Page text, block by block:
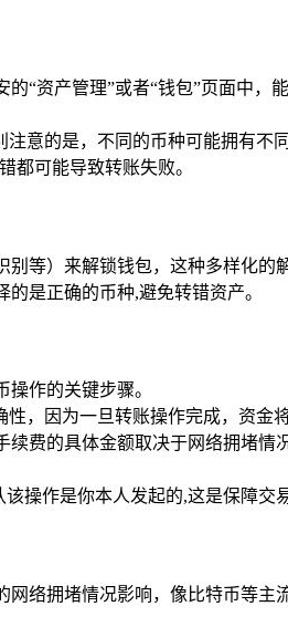
“资产管理”或者“钱包”页面中，
意的是，不同的币种可能拥有
都可能导致转账失败。
等）来解锁钱包，这种多样化的
是正确的币种,避免转错资产。
作的关键步骤。
，因为一旦转账操作完成，资金
费的具体金额取决于网络拥堵
操作是你本人发起的,这是保障交
络拥堵情况影响，像比特币等